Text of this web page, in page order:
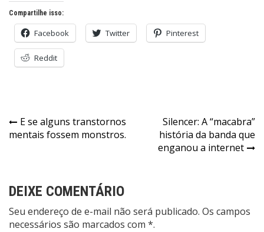
Compartilhe isso:
Facebook Twitter Pinterest
Reddit
Navegação
de
E se alguns transtornos
mentais fossem monstros.
Silencer: A “macabra”
história da banda que
enganou a internet
DEIXE COMENTÁRIO
Seu endereço de e-mail não será publicado. Os campos
necessários são marcados com *.